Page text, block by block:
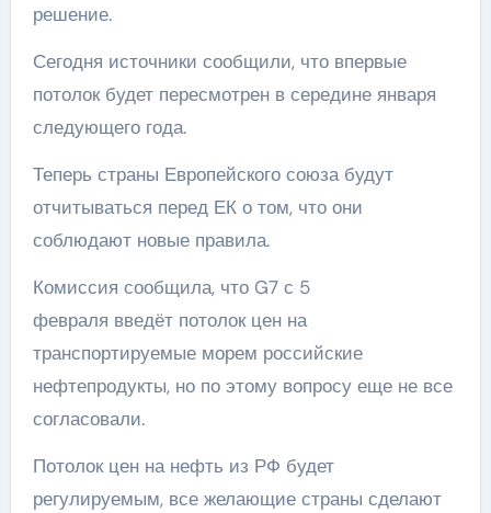
решение.
Сегодня источники сообщили, что впервые
потолок будет пересмотрен в середине января
следующего года.
Теперь страны Европейского союза будут
отчитываться перед ЕК о том, что они
соблюдают новые правила.
Комиссия сообщила, что G7 с 5
февраля введёт потолок цен на
транспортируемые морем российские
нефтепродукты, но по этому вопросу еще не все
согласовали.
Потолок цен на нефть из РФ будет
регулируемым, все желающие страны сделают